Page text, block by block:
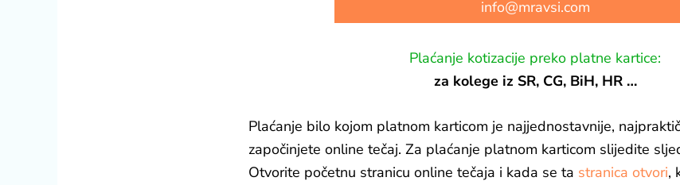
info@mravsi.com
Plaćanje kotizacije preko platne kartice:
za kolege iz SR, CG, BiH, HR …
Plaćanje bilo kojom platnom karticom je najjednostavnije,
započinjete online tečaj. Za plaćanje platnom karticom slijedite
Otvorite početnu stranicu online tečaja i kada se ta stranica otvori,